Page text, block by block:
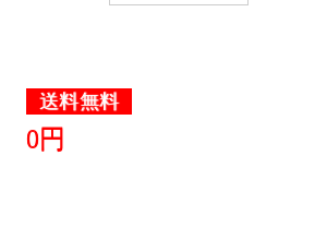
送料無料
0円